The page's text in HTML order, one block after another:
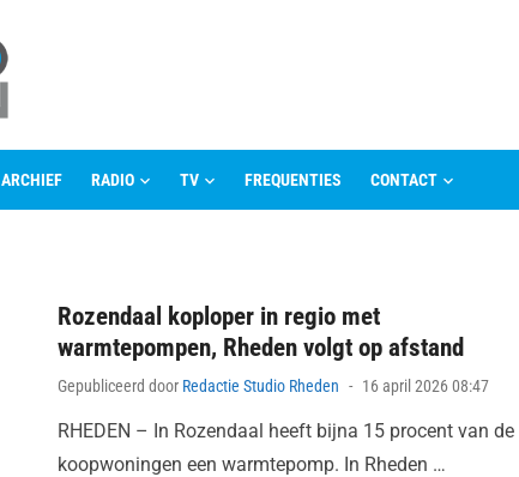
ARCHIEF RADIO TV FREQUENTIES CONTACT
Rozendaal koploper in regio met
warmtepompen, Rheden volgt op afstand
Gepubliceerd door Redactie Studio Rheden
Posted
16 april 2026 08:47
RHEDEN – In Rozendaal heeft bijna 15 procent van de
koopwoningen een warmtepomp. In Rheden …